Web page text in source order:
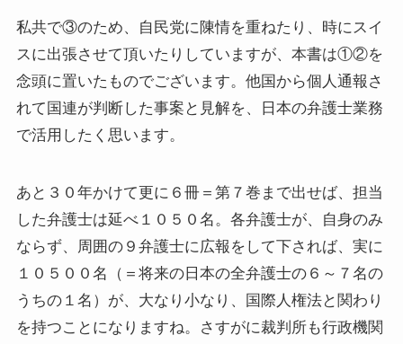
私共で③のため、自民党に陳情を重ねたり、時にスイ
スに出張させて頂いたりしていますが、本書は①②を
念頭に置いたものでございます。他国から個人通報さ
れて国連が判断した事案と見解を、日本の弁護士業務
で活用したく思います。
あと３０年かけて更に６冊＝第７巻まで出せば、担当
した弁護士は延べ１０５０名。各弁護士が、自身のみ
ならず、周囲の９弁護士に広報をして下されば、実に
１０５００名（＝将来の日本の全弁護士の６～７名の
うちの１名）が、大なり小なり、国際人権法と関わり
を持つことになりますね。さすがに裁判所も行政機関